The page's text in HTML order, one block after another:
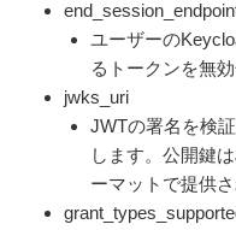
ユーザーの
るトークンを無効
jwks_uri
JWTの署名を検
します。公開鍵
ーマットで提供さ